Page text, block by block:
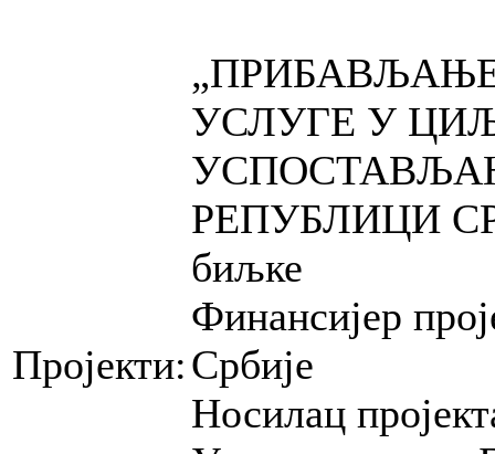
Пројекти:
УСЛУГЕ У
РЕПУБЛИЦИ
биљке
Финансијер
Србије
Носилац